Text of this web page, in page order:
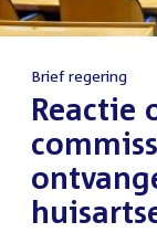
Brief regering
:Reactie